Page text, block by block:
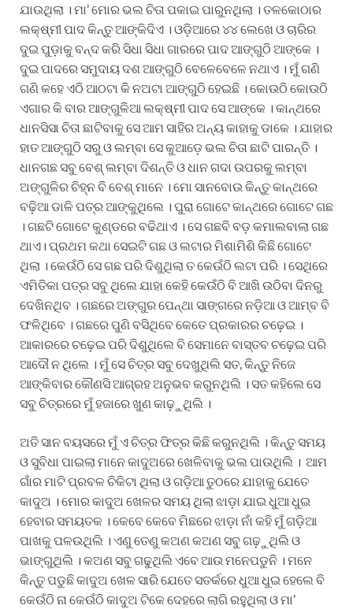
ଯାଉଥିଲା । ମା’ ମୋର ଭଲ ଚିତା ପକାଇ ପାରୁନଥିଲା । ତଳକୋଠାର
ଲକ୍ଷ୍ମୀ ପାଦ କିନ୍ତୁ ଆଙ୍କିଦିଏ । ଓଡ଼ିଆରେ ୪୪ ଲେଖେ ଓ ଚାରିର
ଦୁଇ ପୁଡ଼ାକୁ ବନ୍ଦ କରି ସିଧା ସିଧା ଗାରରେ ପାଦ ଆଙ୍ଗୁଠି ଆଙ୍କେ ।
ଦୁଇ ପାଦରେ ସମୁଦାୟ ଦଶ ଆଙ୍ଗୁଠି ବେଳେବେଳେ ନଥାଏ । ମୁଁ ଗଣି
ଗଣି କହେ ଏଠି ଆଠଟା କି ନଅଟା ଆଙ୍ଗୁଠି ହେଇଛି । କୋଉଠି କୋଉଠି
ଏଗାର କି ବାର ଆଙ୍ଗୁଳିଆ ଲକ୍ଷ୍ମୀ ପାଦ ସେ ଆଙ୍କେ । କାନ୍ଥରେ
ଧାନସିସା ଚିତା ଛାଟିବାକୁ ସେ ଆମ ସାହିର ଅନ୍ୟ କାହାକୁ ଡାକେ । ଯାହାର
ହାତ ଆଙ୍ଗୁଠି ସରୁ ଓ ଲମ୍ବା ସେ କୁଆଡ଼େ ଭଲ ଚିତା ଛାଟି ପାରନ୍ତି ।
ଧାନଗଛ ସବୁ ବେଶ୍ ଲମ୍ବା ଦିଶନ୍ତି ଓ ଧାନ ଗଦା ଉପରକୁ ଲମ୍ବା
ଅଙ୍ଗୁଳିର ଚିହ୍ନ ବି ବେଶ୍ ମାନେ । ମୋ ସାନବୋଉ କିନ୍ତୁ କାନ୍ଥରେ
ବଢ଼ିଆ ଡାଳି ପତ୍ର ଆଙ୍କୁଥିଲେ । ପୁରା ଗୋଟେ କାନ୍ଥରେ ଗୋଟେ ଗଛ
। ଗଛଟି ଗୋଟେ କୁଣ୍ଡରେ ବଢିଥାଏ । ସେ ଗଛବି ବଡ଼ କମାଲବାଲା ଗଛ
ଥାଏ। ପ୍ରଥମ କଥା ସେଇଟି ଗଛ ଓ ଲଟାର ମିଶାମିଶି କିଛି ଗୋଟେ
ଥିଲା । କେଉଁଠି ସେ ଗଛ ପରି ଦିଶୁଥିଲା ତ କେଉଁଠି ଲଟା ପରି । ସେଥିରେ
ଏମିତିକା ପତ୍ର ସବୁ ଥିଲେ ଯାହା କେହି କେଉଁଠି ବି ଆଖି ଉଠିବା ଦିନରୁ
ଦେଖିନଥିବ । ଗଛରେ ଅଙ୍ଗୁର ପେନ୍ଥା ସାଙ୍ଗରେ ନଡ଼ିଆ ଓ ଆମ୍ବ ବି
ଫଳିଥିବେ । ଗଛରେ ପୁଣି ବସିଥିବେ କେତେ ପ୍ରକାରର ଚଢ଼େଇ ।
ଆକାରରେ ଚଢ଼େଇ ପରି ଦିଶୁଥିଲେ ବି ସେମାନେ ବାସ୍ତବ ଚଢ଼େଇ ପରି
ଆଦୌ ନ ଥିଲେ । ମୁଁ ସେ ଚିତ୍ର ସବୁ ଦେଖୁଥିଲି ସତ, କିନ୍ତୁ ନିଜେ
ଆଙ୍କିବାର କୌଣସି ଆଗ୍ରହ ଅନୁଭବ କରୁନଥିଲି । ସତ କହିଲେ ସେ
ସବୁ ଚିତ୍ରରେ ମୁଁ ହଜାରେ ଖୁଣ କାଢ଼ୁଥିଲି ।
ଅତି ସାନ ବୟସରେ ମୁଁ ଏ ଚିତ୍ର ଫିତ୍ର କିଛି କରୁନଥିଲି । କିନ୍ତୁ ସମୟ
ଓ ସୁବିଧା ପାଇଲା ମାନେ କାଦୁଅରେ ଖେଳିବାକୁ ଭଲ ପାଉଥିଲି । ଆମ
ଗାଁର ମାଟି ପ୍ରବଳ ଚିକିଟା ଥିଲା ଓ ଗଡ଼ିଆ ତୁଠରେ ଯାହାକୁ ଯେତେ
କାଦୁଅ । ମୋର କାଦୁଅ ଖେଳର ସମୟ ଥିଲା ଝାଡ଼ା ଯାଇ ଧୁଆ ଧୁଇ
ହେବାର ସମୟତକ । କେବେ କେବେ ମିଛରେ ଝାଡ଼ା ନାଁ କହି ମୁଁ ଗଡ଼ିଆ
ପାଖକୁ ପଳଉଥିଲି । ଏଣୁ ତେଣୁ କଅଣ କଅଣ ସବୁ ଗଢ଼ୁଥିଲି ଓ
ଭାଙ୍ଗୁଥିଲି । କଅଣ ସବୁ ଗଢୁଥିଲି ଏବେ ଆଉ ମନେପଡୁନି । ମନେ
କିନ୍ତୁ ପଡୁଛି କାଦୁଅ ଖେଳ ସାରି ଯେତେ ସତର୍କରେ ଧୁଆ ଧୁଇ ହେଲେ ବି
କେଉଁଠି ନା କେଉଁଠି କାଦୁଅ ଟିକେ ଦେହରେ ଲାଗି ରହୁଥିଲା ଓ ମା’